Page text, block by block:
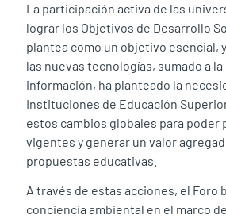
La participación activa de las
lograr los Objetivos de Desarrollo
plantea como un objetivo esencial,
las nuevas tecnologías, sumado a
información, ha planteado la
Instituciones de Educación
estos cambios globales para poder
vigentes y generar un valor
propuestas educativas.
A través de estas acciones, el Foro
conciencia ambiental en el marco